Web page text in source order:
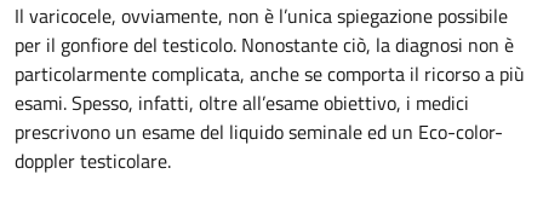
Il varicocele, ovviamente, non è l’unica spiegazione possibile
per il gonfiore del testicolo. Nonostante ciò, la diagnosi non è
particolarmente complicata, anche se comporta il ricorso a più
esami. Spesso, infatti, oltre all’esame obiettivo, i medici
prescrivono un esame del liquido seminale ed un Eco-color-
doppler testicolare.